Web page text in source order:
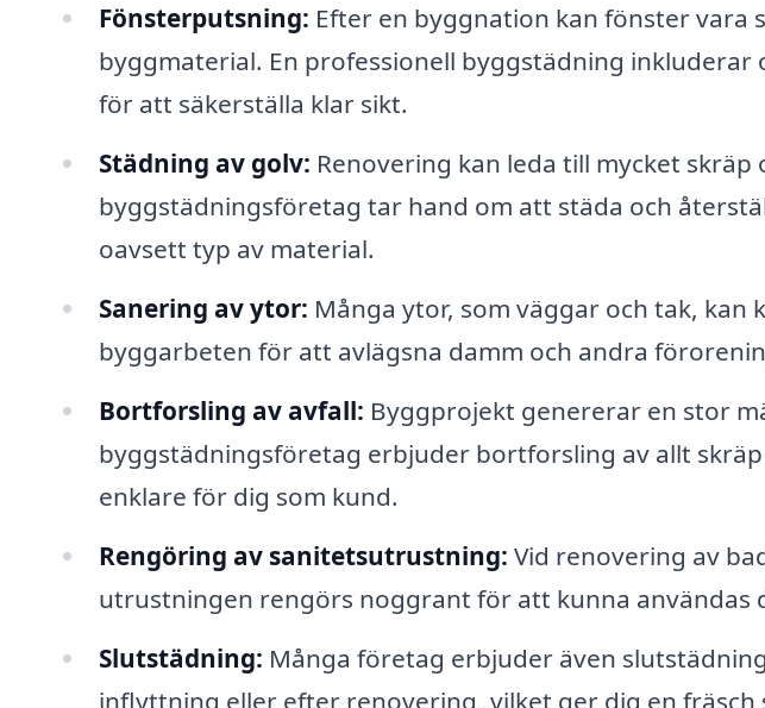
Fönsterputsning: Efter en byggnation kan fönster vara
byggmaterial. En professionell byggstädning
för att säkerställa klar sikt.
Städning av golv: Renovering kan leda till mycket
byggstädningsföretag tar hand om att städa och
oavsett typ av material.
Sanering av ytor: Många ytor, som väggar och tak, kan
byggarbeten för att avlägsna damm och andra
Bortforsling av avfall: Byggprojekt genererar en stor
byggstädningsföretag erbjuder bortforsling av allt
enklare för dig som kund.
Rengöring av sanitetsutrustning: Vid renovering av
utrustningen rengörs noggrant för att kunna användas
Slutstädning: Många företag erbjuder även
inflyttning eller efter renovering, vilket ger dig en fräsch